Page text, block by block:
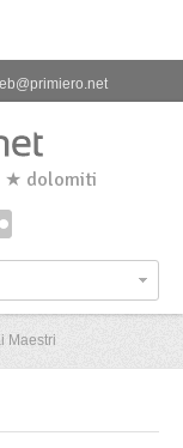
★ dolomiti
Maestri